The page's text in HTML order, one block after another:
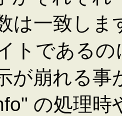
は一致しま
トである
が崩れる事
の処理時